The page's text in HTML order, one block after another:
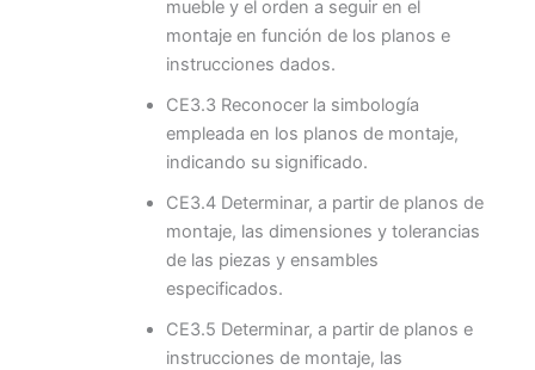
mueble y el orden a seguir en el
montaje en función de los planos e
instrucciones dados.
CE3.3 Reconocer la simbología
empleada en los planos de montaje,
indicando su significado.
CE3.4 Determinar, a partir de planos de
montaje, las dimensiones y tolerancias
de las piezas y ensambles
especificados.
CE3.5 Determinar, a partir de planos e
instrucciones de montaje, las